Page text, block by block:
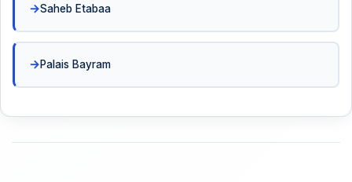
Saheb Etabaa
Palais Bayram